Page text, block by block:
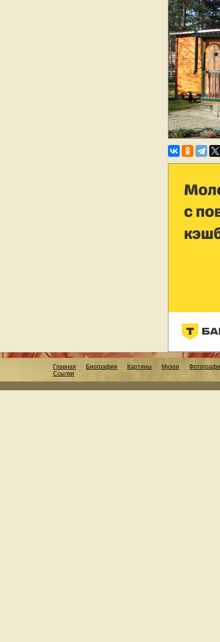
Главная Биография Картины Музеи
Ссылки